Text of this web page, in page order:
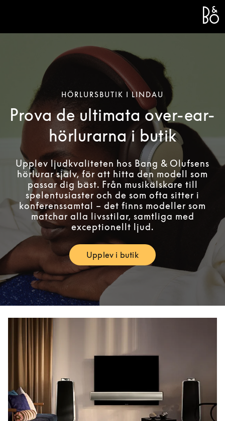
HÖRLURSBUTIK I LINDAU
Prova de ultimata over-ear-
hörlurarna i butik
Upplev ljudkvaliteten hos Bang & Olufsens
hörlurar själv, för att hitta den modell som
passar dig bäst. Från musikälskare till
spelentusiaster och de som ofta sitter i
konferenssamtal – det finns modeller som
matchar alla livsstilar, samtliga med
exceptionellt ljud.
Upplev i butikLink Opens in New Tab